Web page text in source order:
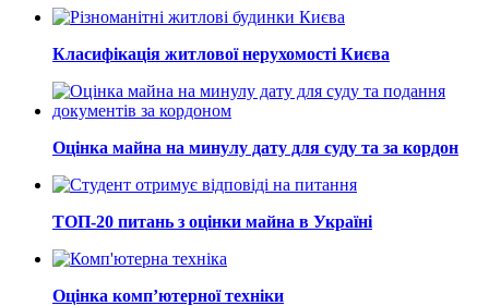
Класифікація житлової нерухомості Києва
Оцінка майна на минулу дату для суду та за кордон
ТОП-20 питань з оцінки майна в Україні
Оцінка комп’ютерної техніки